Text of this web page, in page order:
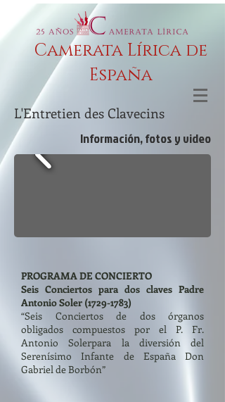
Camerata Lírica de
España
L'Entretien des Clavecins
Información, fotos y video
PROGRAMA DE CONCIERTO
Seis Conciertos para dos claves Padre
Antonio Soler (1729-1783)
“Seis Conciertos de dos órganos
obligados compuestos por el P. Fr.
Antonio Solerpara la diversión del
Serenísimo Infante de España Don
Gabriel de Borbón”